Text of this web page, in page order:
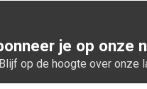
je op onze
Blijf op de hoogte over onze